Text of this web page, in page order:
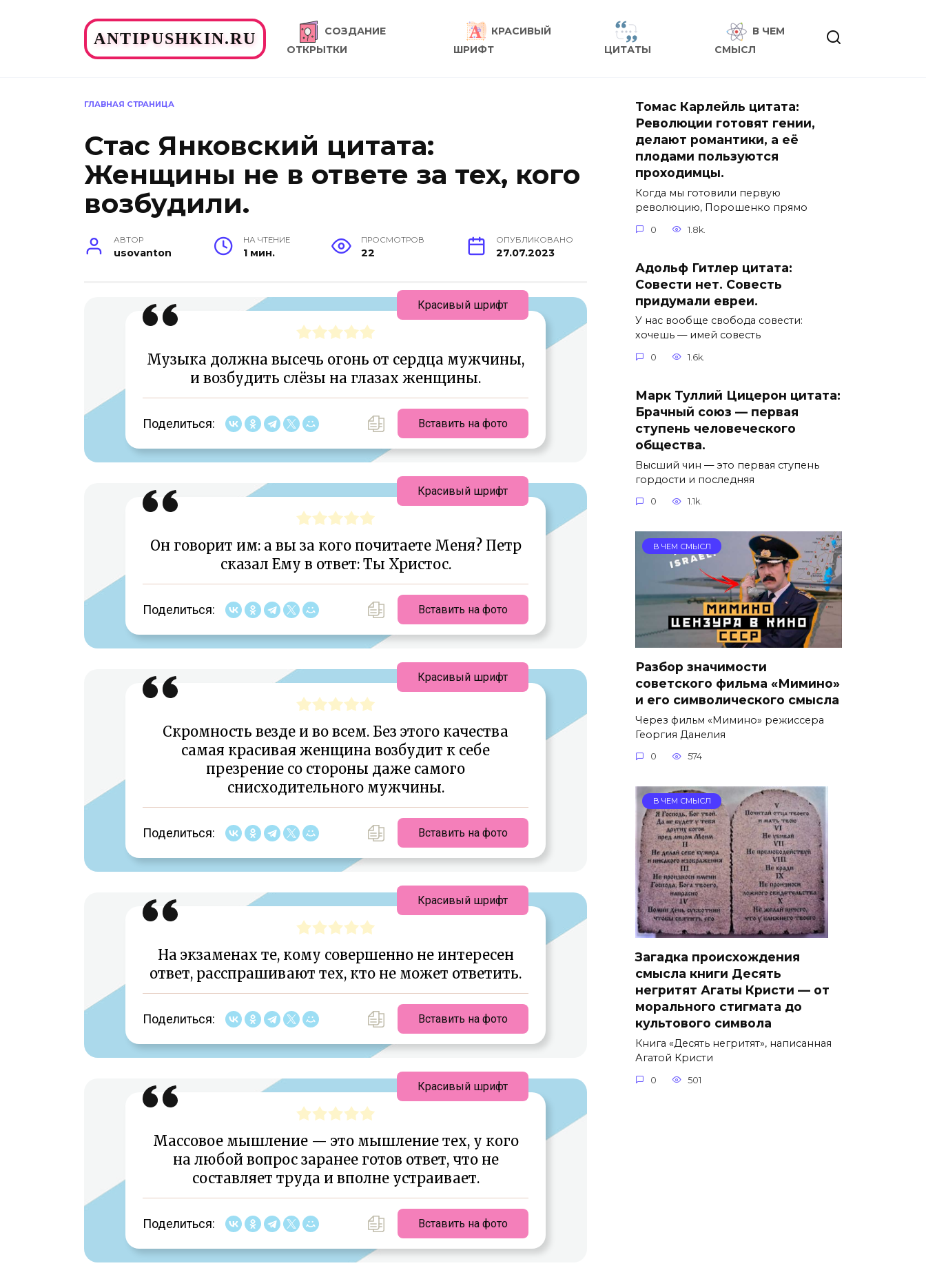
ANTIPUSHKIN.RU
СОЗДАНИЕ
ОТКРЫТКИ
КРАСИВЫЙ
ШРИФТ
ЦИТАТЫ
В ЧЕМ
СМЫСЛ
ГЛАВНАЯ СТРАНИЦА
Стас Янковский цитата:
Женщины не в ответе за тех, кого
возбудили.
АВТОР
usovanton
НА ЧТЕНИЕ
1 мин.
ПРОСМОТРОВ
22
ОПУБЛИКОВАНО
27.07.2023
Музыка должна высечь огонь от сердца мужчины,
и возбудить слёзы на глазах женщины.
Поделиться: Вставить на фото
Красивый шрифт
Он говорит им: а вы за кого почитаете Меня? Петр
сказал Ему в ответ: Ты Христос.
Поделиться: Вставить на фото
Красивый шрифт
Скромность везде и во всем. Без этого качества
самая красивая женщина возбудит к себе
презрение со стороны даже самого
снисходительного мужчины.
Поделиться: Вставить на фото
Красивый шрифт
На экзаменах те, кому совершенно не интересен
ответ, расспрашивают тех, кто не может ответить.
Поделиться: Вставить на фото
Красивый шрифт
Массовое мышление — это мышление тех, у кого
на любой вопрос заранее готов ответ, что не
составляет труда и вполне устраивает.
Поделиться: Вставить на фото
Красивый шрифт
Томас Карлейль цитата:
Революции готовят гении,
делают романтики, а её
плодами пользуются
проходимцы.
Когда мы готовили первую
революцию, Порошенко прямо
0 1.8k.
Адольф Гитлер цитата:
Совести нет. Совесть
придумали евреи.
У нас вообще свобода совести:
хочешь — имей совесть
0 1.6k.
Марк Туллий Цицерон цитата:
Брачный союз — первая
ступень человеческого
общества.
Высший чин — это первая ступень
гордости и последняя
0 1.1k.
В ЧЕМ СМЫСЛ
Разбор значимости
советского фильма «Мимино»
и его символического смысла
Через фильм «Мимино» режиссера
Георгия Данелия
0 574
В ЧЕМ СМЫСЛ
Загадка происхождения
смысла книги Десять
негритят Агаты Кристи — от
морального стигмата до
культового символа
Книга «Десять негритят», написанная
Агатой Кристи
0 501